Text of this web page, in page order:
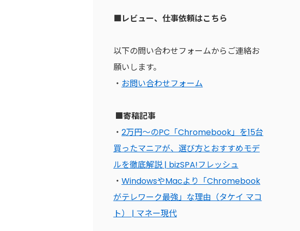
■レビュー、仕事依頼はこちら
以下の問い合わせフォームからご連絡お
願いします。
・ お問い合わせフォーム
■寄稿記事
・ 2万円〜のPC「Chromebook」を15台
買ったマニアが、選び方とおすすめモデ
ルを徹底解説 | bizSPA!フレッシュ
・ WindowsやMacより「Chromebook
がテレワーク最強」な理由（タケイ マコ
ト） | マネー現代